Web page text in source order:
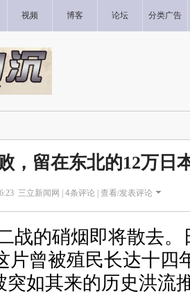
视频 博客 论坛 分类广告
，留在东北的12万日
三立新闻网 | 4条评论 | 查看/发表评论
战的硝烟即将散去
片曾被殖民长达十四
突如其来的历史洪流